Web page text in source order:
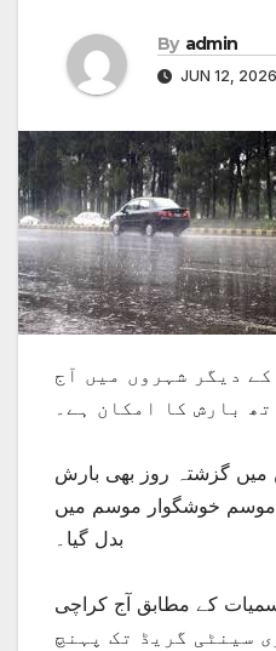
By admin
JUN 12, 2026
کے دیگر شہروں میں آج
بارش کا امکان ہے۔
میں گزشتہ روز بھی بارش
خوشگوار موسم میں
بدل گیا۔
کے مطابق آج کراچی
حرارت 38 ڈگری سینٹی گریڈ تک پہنچ